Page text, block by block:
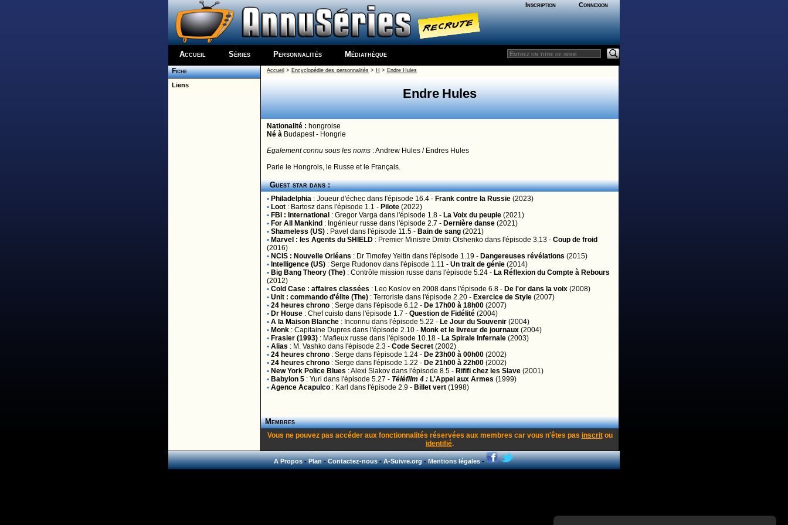
Inscription Connexion
Accueil Séries Personnalités Médiathèque
Fiche
Liens
Accueil > Encyclopédie des personnalités> H > Endre Hules
Endre Hules
Nationalité : hongroise
Né à Budapest - Hongrie
Egalement connu sous les noms : Andrew Hules / Endres Hules
Parle le Hongrois, le Russe et le Français.
Guest star dans :
• Philadelphia : Joueur d'échec dans l'épisode 16.4 - Frank contre la Russie (2023)
• Loot : Bartosz dans l'épisode 1.1 - Pilote (2022)
• FBI : International : Gregor Varga dans l'épisode 1.8 - La Voix du peuple (2021)
• For All Mankind : Ingénieur russe dans l'épisode 2.7 - Dernière danse (2021)
• Shameless (US) : Pavel dans l'épisode 11.5 - Bain de sang (2021)
• Marvel : les Agents du SHIELD : Premier Ministre Dmitri Olshenko dans l'épisode 3.13 - Coup de froid
(2016)
• NCIS : Nouvelle Orléans : Dr Timofey Yeltin dans l'épisode 1.19 - Dangereuses révélations (2015)
• Intelligence (US) : Serge Rudonov dans l'épisode 1.11 - Un trait de génie (2014)
• Big Bang Theory (The) : Contrôle mission russe dans l'épisode 5.24 - La Réflexion du Compte à Rebours
(2012)
• Cold Case : affaires classées : Leo Koslov en 2008 dans l'épisode 6.8 - De l'or dans la voix (2008)
• Unit : commando d'élite (The) : Terroriste dans l'épisode 2.20 - Exercice de Style (2007)
• 24 heures chrono : Serge dans l'épisode 6.12 - De 17h00 à 18h00 (2007)
• Dr House : Chef cuisto dans l'épisode 1.7 - Question de Fidélité (2004)
• A la Maison Blanche : Inconnu dans l'épisode 5.22 - Le Jour du Souvenir (2004)
• Monk : Capitaine Dupres dans l'épisode 2.10 - Monk et le livreur de journaux (2004)
• Frasier (1993) : Mafieux russe dans l'épisode 10.18 - La Spirale Infernale (2003)
• Alias : M. Vashko dans l'épisode 2.3 - Code Secret (2002)
• 24 heures chrono : Serge dans l'épisode 1.24 - De 23h00 à 00h00 (2002)
• 24 heures chrono : Serge dans l'épisode 1.22 - De 21h00 à 22h00 (2002)
• New York Police Blues :Alexi Slakov dans l'épisode 8.5 - Rififi chez les Slave (2001)
• Babylon 5 : Yuri dans l'épisode 5.27 - Téléfilm 4 : L'Appel aux Armes (1999)
• Agence Acapulco : Karl dans l'épisode 2.9 - Billet vert (1998)
Membres
Vous ne pouvez pas accéder aux fonctionnalités réservées aux membres car vous n'êtes pas inscritou
identifié.
A Propos-Plan-Contactez-nous-A-Suivre.org-Mentions légales-